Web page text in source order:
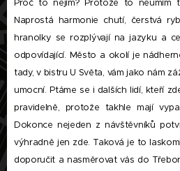
Proč to nejím? Protože to neumím
Naprostá harmonie chutí, čerstvá
hranolky se rozplývají na jazyku a
odpovídající. Město a okolí je
tady, v bistru U Světa, vám jako nám
umocní. Ptáme se i dalších lidí, kteří
pravidelně, protože takhle mají
Dokonce nejeden z návštěvníků
výhradně jen zde. Taková je to
doporučit a nasměrovat vás do